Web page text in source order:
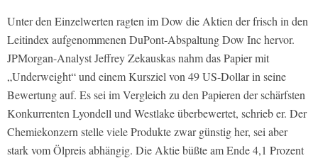
Unter den Einzelwerten ragten im Dow die Aktien der frisch in den
Leitindex aufgenommenen DuPont-Abspaltung Dow Inc hervor.
JPMorgan-Analyst Jeffrey Zekauskas nahm das Papier mit
„Underweight“ und einem Kursziel von 49 US-Dollar in seine
Bewertung auf. Es sei im Vergleich zu den Papieren der schärfsten
Konkurrenten Lyondell und Westlake überbewertet, schrieb er. Der
Chemiekonzern stelle viele Produkte zwar günstig her, sei aber
stark vom Ölpreis abhängig. Die Aktie büßte am Ende 4,1 Prozent